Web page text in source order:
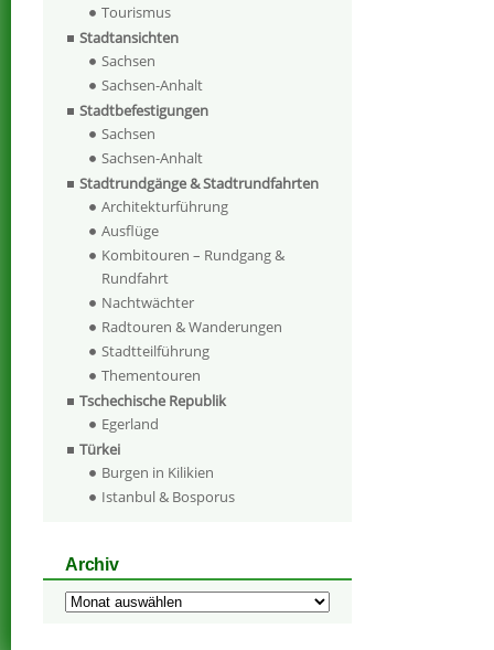
Tourismus
Stadtansichten
Sachsen
Sachsen-Anhalt
Stadtbefestigungen
Sachsen
Sachsen-Anhalt
Stadtrundgänge & Stadtrundfahrten
Architekturführung
Ausflüge
Kombitouren – Rundgang &
Rundfahrt
Nachtwächter
Radtouren & Wanderungen
Stadtteilführung
Thementouren
Tschechische Republik
Egerland
Türkei
Burgen in Kilikien
Istanbul & Bosporus
Archiv
Archiv